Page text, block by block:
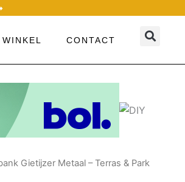
WINKEL CONTACT
Gietijzer Metaal – Terras & Park